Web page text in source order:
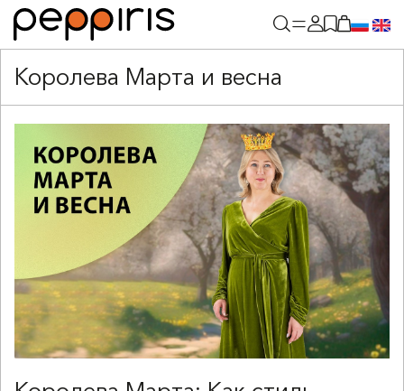
Королева Марта и весна